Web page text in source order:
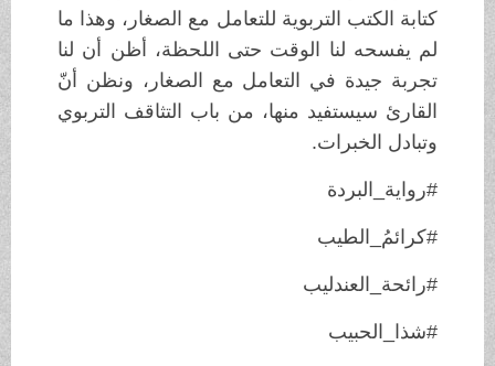
كتابة الكتب التربوية للتعامل مع الصغار، وهذا ما
لم يفسحه لنا الوقت حتى اللحظة، أظن أن لنا
تجربة جيدة في التعامل مع الصغار، ونظن أنّ
القارئ سيستفيد منها، من باب التثاقف التربوي
وتبادل الخبرات.
#رواية_البردة
#كرائمُ_الطيب
#رائحة_العندليب
#شذا_الحبيب